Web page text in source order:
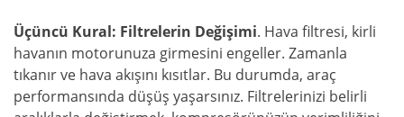
Üçüncü Kural: Filtrelerin Değişimi. Hava filtresi, kirli
havanın motorunuza girmesini engeller. Zamanla
tıkanır ve hava akışını kısıtlar. Bu durumda, araç
performansında düşüş yaşarsınız. Filtrelerinizi belirli